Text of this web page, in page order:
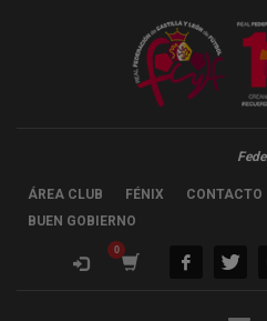
ÁREA CLUB FÉNIX CONTACTO
BUEN GOBIERNO